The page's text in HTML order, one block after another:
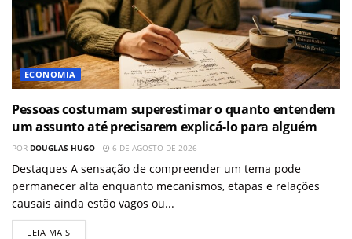
ECONOMIA
Pessoas costumam superestimar o quanto entendem
um assunto até precisarem explicá-lo para alguém
POR DOUGLAS HUGO 6 DE AGOSTO DE 2026
Destaques A sensação de compreender um tema pode
permanecer alta enquanto mecanismos, etapas e relações
causais ainda estão vagos ou...
LEIA MAIS